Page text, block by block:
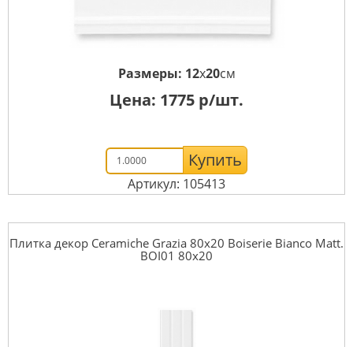
Размеры: 12x20см
Цена: 1775 р/шт.
Купить
Артикул: 105413
Плитка декор Ceramiche Grazia 80x20 Boiserie Bianco Matt.
BOI01 80x20